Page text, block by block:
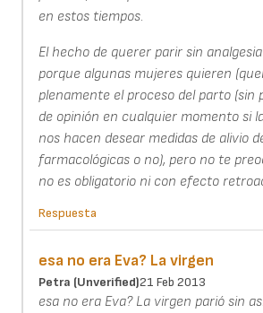
en estos tiempos.
El hecho de querer parir sin
porque algunas mujeres quieren
plenamente el proceso del parto (sin
de opinión en cualquier momento si
nos hacen desear medidas de alivio
farmacológicas o no), pero no te
no es obligatorio ni con efecto
Respuesta
esa no era Eva? La virgen
Petra (unverified)21 Feb 2013
esa no era Eva? La virgen parió sin